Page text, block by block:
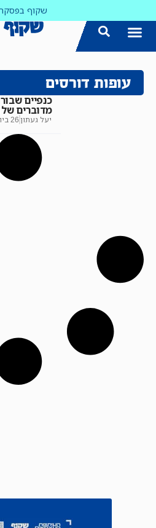
שקוף
עופות דורסים
כנפיים
מדוברים
יעל געתון 26 ביוני 2025